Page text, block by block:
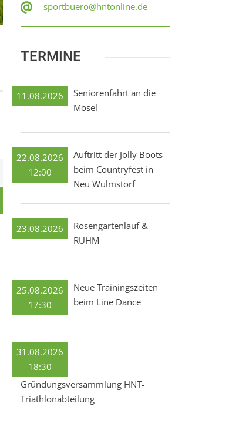
sportbuero@hntonline.de
TERMINE
11.08.2026
Seniorenfahrt an die
Mosel
22.08.2026
12:00
Auftritt der Jolly Boots
beim Countryfest in
Neu Wulmstorf
23.08.2026
Rosengartenlauf &
RUHM
25.08.2026
17:30
Neue Trainingszeiten
beim Line Dance
31.08.2026
18:30
Gründungsversammlung HNT-
Triathlonabteilung